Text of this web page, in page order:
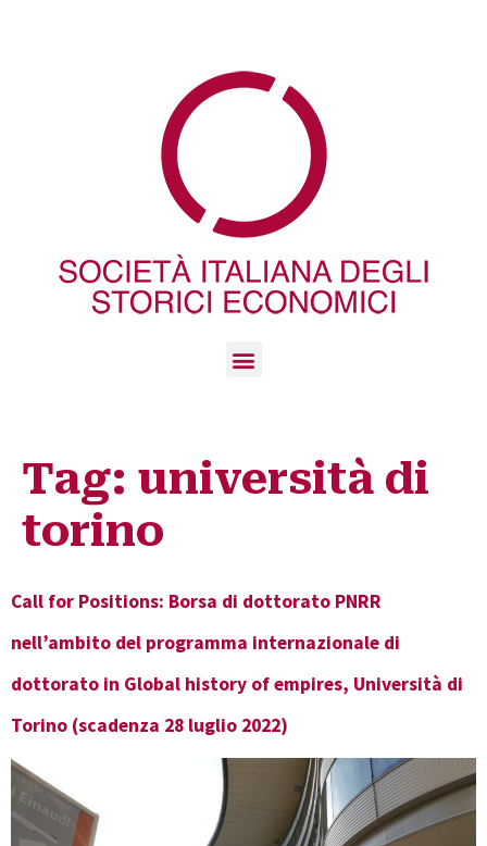
Tag: università di
torino
Call for Positions: Borsa di dottorato PNRR
nell’ambito del programma internazionale di
dottorato in Global history of empires, Università di
Torino (scadenza 28 luglio 2022)